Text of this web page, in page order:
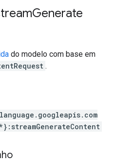
Generate
do modelo com base em
.